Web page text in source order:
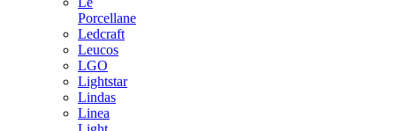
Porcellane
Ledcraft
Leucos
LGO
Lightstar
Lindas
Linea